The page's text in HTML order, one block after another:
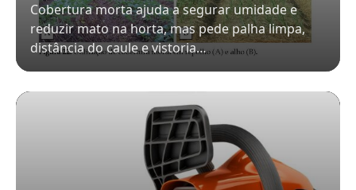
Cobertura morta ajuda a segurar umidade e
reduzir mato na horta, mas pede palha limpa,
distância do caule e vistoria…